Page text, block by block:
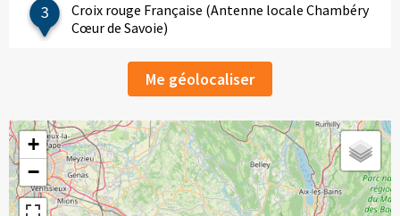
3
Croix rouge Française (Antenne locale Chambéry
Cœur de Savoie)
Me géolocaliser
+
−